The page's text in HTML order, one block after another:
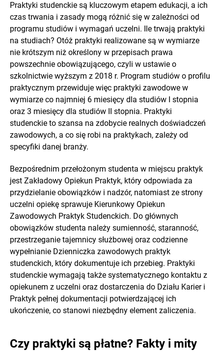
Praktyki studenckie są kluczowym etapem edukacji, a ich
czas trwania i zasady mogą różnić się w zależności od
programu studiów i wymagań uczelni. Ile trwają praktyki
na studiach? Otóż praktyki realizowane są w wymiarze
nie krótszym niż określony w przepisach prawa
powszechnie obowiązującego, czyli w ustawie o
szkolnictwie wyższym z 2018 r. Program studiów o profilu
praktycznym przewiduje więc praktyki zawodowe w
wymiarze co najmniej 6 miesięcy dla studiów I stopnia
oraz 3 miesięcy dla studiów II stopnia. Praktyki
studenckie to szansa na zdobycie realnych doświadczeń
zawodowych, a co się robi na praktykach, zależy od
specyfiki danej branży.
Bezpośrednim przełożonym studenta w miejscu praktyk
jest Zakładowy Opiekun Praktyk, który odpowiada za
przydzielanie obowiązków i nadzór, natomiast ze strony
uczelni opiekę sprawuje Kierunkowy Opiekun
Zawodowych Praktyk Studenckich. Do głównych
obowiązków studenta należy sumienność, staranność,
przestrzeganie tajemnicy służbowej oraz codzienne
wypełnianie Dzienniczka zawodowych praktyk
studenckich, który dokumentuje ich przebieg. Praktyki
studenckie wymagają także systematycznego kontaktu z
opiekunem z uczelni oraz dostarczenia do Działu Karier i
Praktyk pełnej dokumentacji potwierdzającej ich
ukończenie, co stanowi niezbędny element zaliczenia.
Czy praktyki są płatne? Fakty i mity